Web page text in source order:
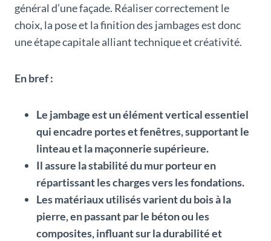
général d’une façade. Réaliser correctement le
choix, la pose et la finition des jambages est donc
une étape capitale alliant technique et créativité.
En bref :
Le jambage est un élément vertical essentiel
qui encadre portes et fenêtres, supportant le
linteau et la maçonnerie supérieure.
Il assure la stabilité du mur porteur en
répartissant les charges vers les fondations.
Les matériaux utilisés varient du bois à la
pierre, en passant par le béton ou les
composites, influant sur la durabilité et